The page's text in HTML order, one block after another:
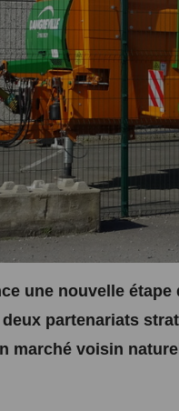
une nouvelle
partenariats
marché voisin